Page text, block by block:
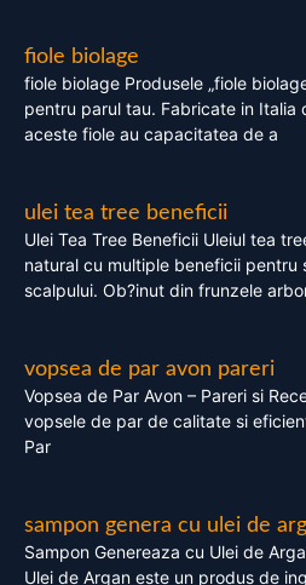
fiole biolage
fiole biolage Produsele „fiole
pentru parul tau. Fabricate in Italia
aceste fiole au capacitatea de a
ulei tea tree beneficii
Ulei Tea Tree Beneficii Uleiul tea
natural cu multiple beneficii pentru
scalpului. Ob?inut din frunzele
vopsea de par avon pareri
Vopsea de Par Avon – Pareri si
vopsele de par de calitate si
Par
sampon genera cu ulei de
Sampon Genereaza cu Ulei de
Ulei de Argan este un produs de